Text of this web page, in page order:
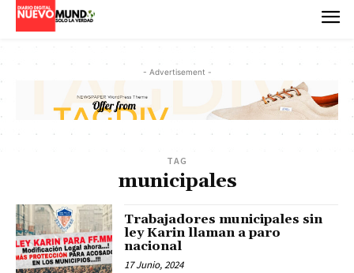
- Advertisement -
TAG
municipales
Trabajadores municipales sin
ley Karin llaman a paro
nacional
17 Junio, 2024